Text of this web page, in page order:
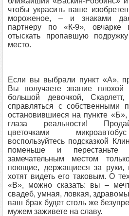
чтобы украсить ваше
мороженое, – и знаками
партнеру по «К-9», овчарке
отыскать пропавшую
место.
Если вы выбрали пункт «А»,
Вы получаете звание плохой
большой девочкой,
справляться с собственными
остановившиеся на пункте
глаза реальности!
цветочками
воспользуйтесь подсказкой
поменьше и
замечательным местом
поющие, держащиеся за руки,
хотят видеть его таковым. О
«В», можно сказать: вы –
свадеб, умная, ловкая,
ваш брак будет столь же
мужем заживете на славу.